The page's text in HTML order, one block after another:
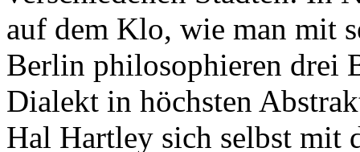
auf dem Klo, wie man mit
Berlin philosophieren drei
Dialekt in höchsten
Hal Hartley sich selbst mit